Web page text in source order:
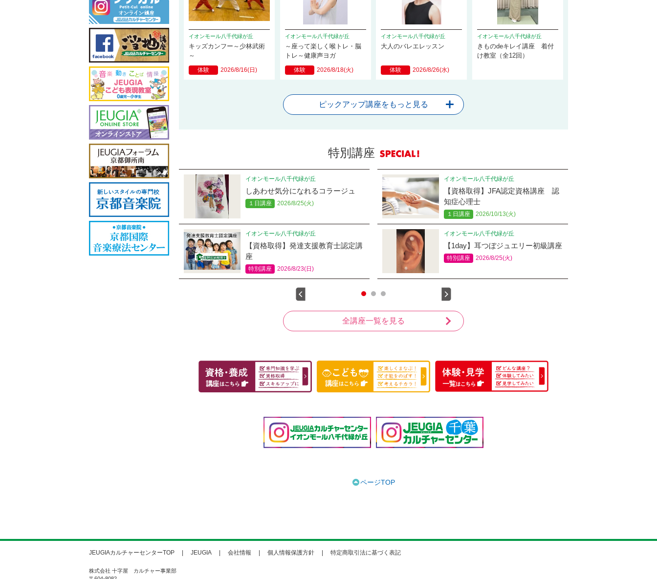
イオンモール八千代緑が丘
キッズカンフー～少林武術
～
体験 2026/8/16(日)
イオンモール八千代緑が丘
～座って楽しく喉トレ・脳
トレ～健康声ヨガ
体験 2026/8/18(火)
イオンモール八千代緑が丘
大人のバレエレッスン
体験 2026/8/26(水)
イオンモール八千代緑が丘
きものdeキレイ講座 着付
け教室（全12回）
ピックアップ講座をもっと見る
特別講座
イオンモール八千代緑が丘
しあわせ気分になれるコラージュ
１日講座 2026/8/25(火)
イオンモール八千代緑が丘
【資格取得】JFA認定資格講座 認
知症心理士
１日講座 2026/10/13(火)
イオンモール八千代緑が丘
【資格取得】発達支援教育士認定講
座
特別講座 2026/8/23(日)
イオンモール八千代緑が丘
【1day】耳つぼジュエリー初級講座
特別講座 2026/8/25(火)
全講座一覧を見る
ページTOP
JEUGIAカルチャーセンターTOP JEUGIA 会社情報 個人情報保護方針 特定商取引法に基づく表記
株式会社 十字屋 カルチャー事業部